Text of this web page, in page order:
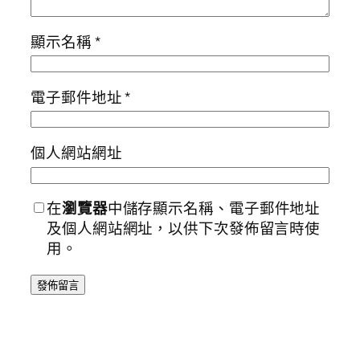
顯示名稱*
電子郵件地址*
個人網站網址
在瀏覽器中儲存顯示名稱、電子郵件地址
及個人網站網址，以供下次發佈留言時使
用。